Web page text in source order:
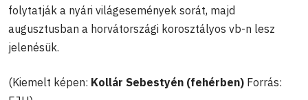
folytatják a nyári világesemények sorát, majd
augusztusban a horvátországi korosztályos vb-n lesz
jelenésük.
(Kiemelt képen: Kollár Sebestyén (fehérben) Forrás: